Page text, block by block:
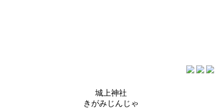
城上神社
きがみじんじゃ